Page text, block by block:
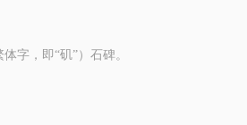
字，即“矶”）石碑。